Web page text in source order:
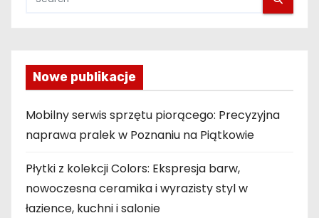
Nowe publikacje
Mobilny serwis sprzętu piorącego: Precyzyjna
naprawa pralek w Poznaniu na Piątkowie
Płytki z kolekcji Colors: Ekspresja barw,
nowoczesna ceramika i wyrazisty styl w
łazience, kuchni i salonie